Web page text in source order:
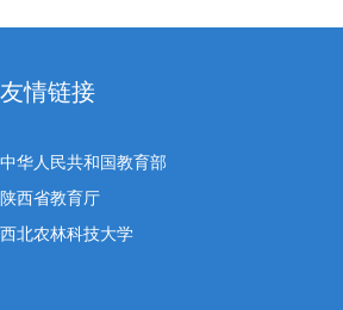
友情链接
中华人民共和国教育部
陕西省教育厅
西北农林科技大学